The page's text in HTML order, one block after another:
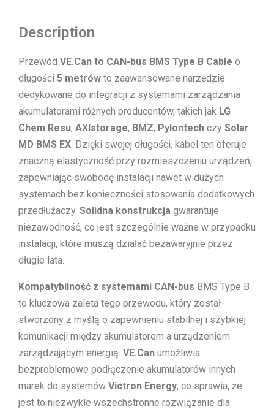
Description
Przewód VE.Can to CAN-bus BMS Type B Cable o
długości 5 metrów to zaawansowane narzędzie
dedykowane do integracji z systemami zarządzania
akumulatorami różnych producentów, takich jak LG
Chem Resu, AXIstorage, BMZ, Pylontech czy Solar
MD BMS EX . Dzięki swojej długości, kabel ten oferuje
znaczną elastyczność przy rozmieszczeniu urządzeń,
zapewniając swobodę instalacji nawet w dużych
systemach bez konieczności stosowania dodatkowych
przedłużaczy. Solidna konstrukcja gwarantuje
niezawodność, co jest szczególnie ważne w przypadku
instalacji, które muszą działać bezawaryjnie przez
długie lata.
Kompatybilność z systemami CAN-bus BMS Type B
to kluczowa zaleta tego przewodu, który został
stworzony z myślą o zapewnieniu stabilnej i szybkiej
komunikacji między akumulatorem a urządzeniem
zarządzającym energią. VE.Can umożliwia
bezproblemowe podłączenie akumulatorów innych
marek do systemów Victron Energy, co sprawia, że
jest to niezwykle wszechstronne rozwiązanie dla